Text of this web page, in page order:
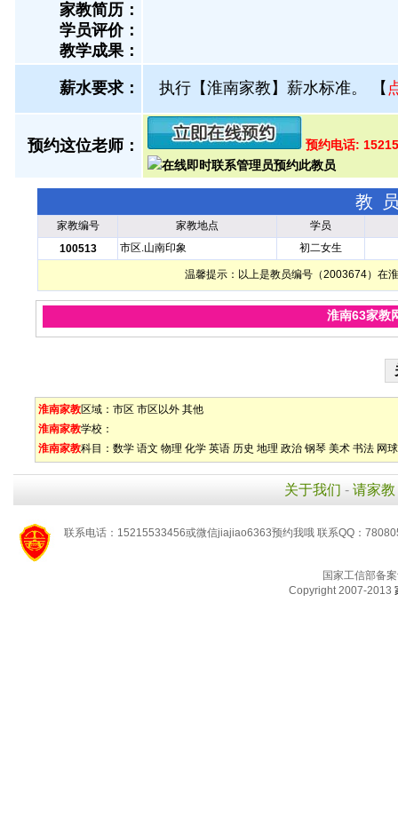
家教简历：
学员评价：
教学成果：
薪水要求： 执行【淮南家教】薪水标准。 【
预约这位老师： 预约电话:
教
家教编号 家教地点
学员
100513
市区.山南印象 初二女生
温馨提示：以上是教员编号（2003674）在
淮南63家教
淮南家教区域： 市区 市区以外 其他
淮南家教学校：
淮南家教科目： 数学 语文 物理 化学 英语 历史 地理 政治 钢琴 美术 书法 网球
关于我们 - 请家教
联系电话：15215533456或微信jiajiao6363预约我哦 联系QQ：
国家工信部备
Copyright 2007-2013